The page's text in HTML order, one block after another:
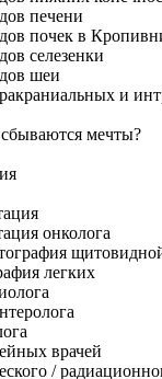
печени
почек в
селезенки
шеи
и
мечты?
онколога
легких
врачей
/